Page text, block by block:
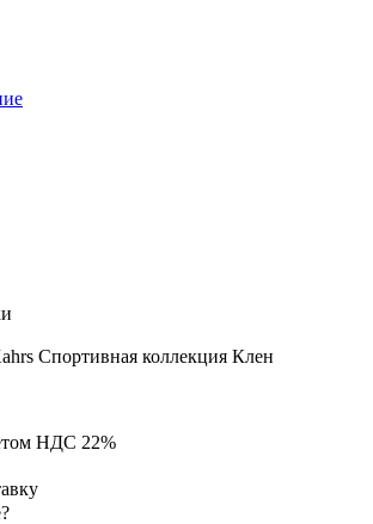
Спортивная коллекция Клен
НДС 22%